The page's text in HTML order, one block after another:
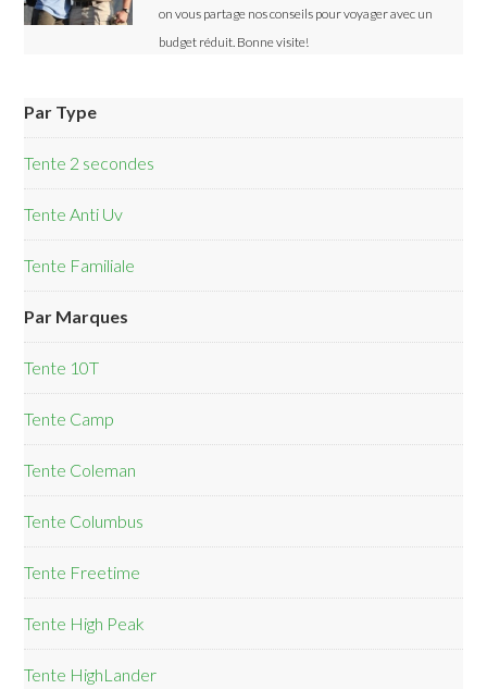
on vous partage nos conseils pour voyager avec un
budget réduit. Bonne visite!
Par Type
Tente 2 secondes
Tente Anti Uv
Tente Familiale
Par Marques
Tente 10T
Tente Camp
Tente Coleman
Tente Columbus
Tente Freetime
Tente High Peak
Tente HighLander